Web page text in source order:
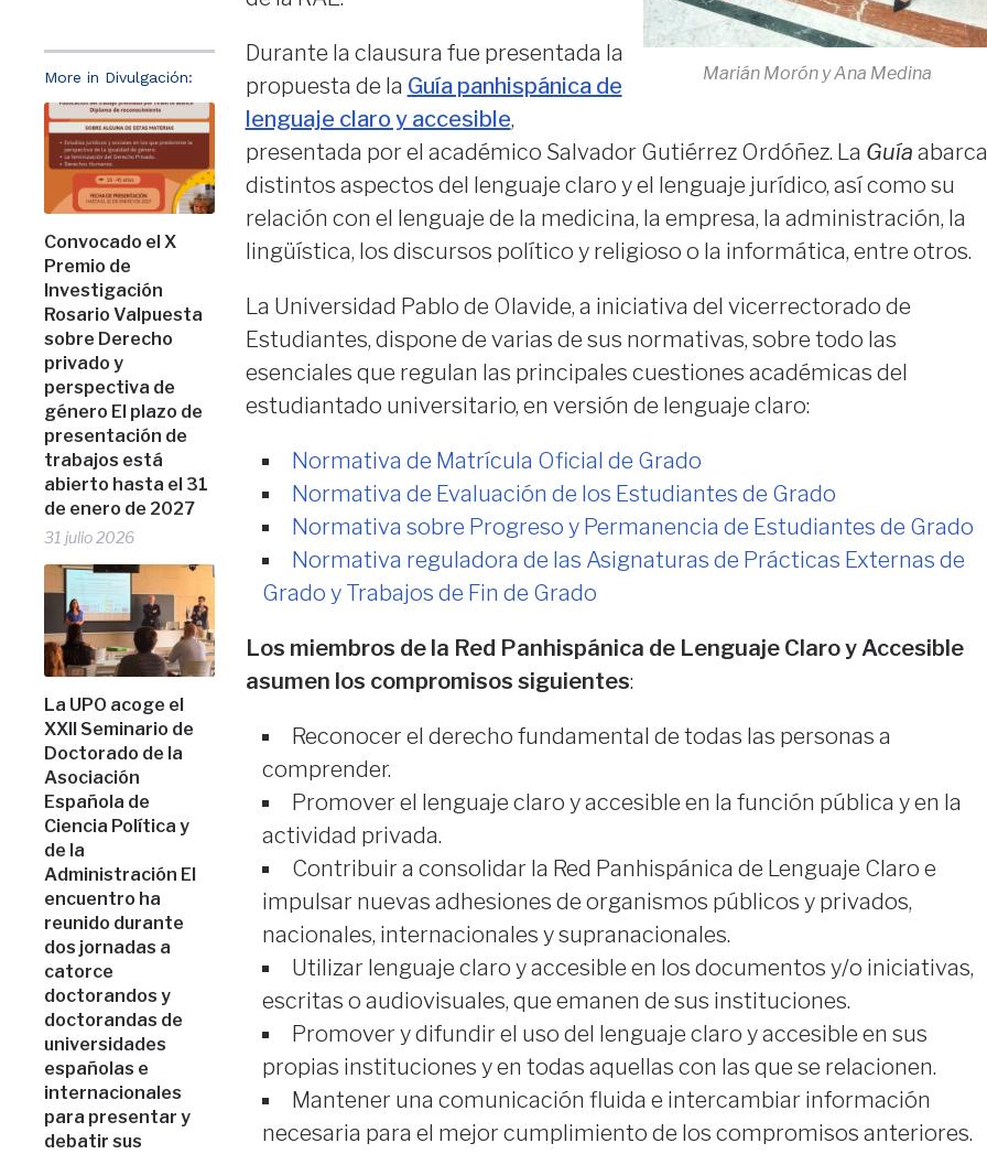
More in Divulgación:
Convocado el X
Premio de
Investigación
Rosario Valpuesta
sobre Derecho
privado y
perspectiva de
género El plazo de
presentación de
trabajos está
abierto hasta el 31
de enero de 2027
31 julio 2026
La UPO acoge el
XXII Seminario de
Doctorado de la
Asociación
Española de
Ciencia Política y
de la
Administración El
encuentro ha
reunido durante
dos jornadas a
catorce
doctorandos y
doctorandas de
universidades
españolas e
internacionales
para presentar y
debatir sus
Marián Morón y Ana Medina
Durante la clausura fue presentada la
propuesta de la Guía panhispánica de
lenguaje claro y accesible,
presentada por el académico Salvador Gutiérrez Ordóñez. La Guía abarca
distintos aspectos del lenguaje claro y el lenguaje jurídico, así como su
relación con el lenguaje de la medicina, la empresa, la administración, la
lingüística, los discursos político y religioso o la informática, entre otros.
La Universidad Pablo de Olavide, a iniciativa del vicerrectorado de
Estudiantes, dispone de varias de sus normativas, sobre todo las
esenciales que regulan las principales cuestiones académicas del
estudiantado universitario, en versión de lenguaje claro:
Normativa de Matrícula Oficial de Grado
Normativa de Evaluación de los Estudiantes de Grado
Normativa sobre Progreso y Permanencia de Estudiantes de Grado
Normativa reguladora de las Asignaturas de Prácticas Externas de
Grado y Trabajos de Fin de Grado
Los miembros de la Red Panhispánica de Lenguaje Claro y Accesible
asumen los compromisos siguientes:
Reconocer el derecho fundamental de todas las personas a
comprender.
Promover el lenguaje claro y accesible en la función pública y en la
actividad privada.
Contribuir a consolidar la Red Panhispánica de Lenguaje Claro e
impulsar nuevas adhesiones de organismos públicos y privados,
nacionales, internacionales y supranacionales.
Utilizar lenguaje claro y accesible en los documentos y/o iniciativas,
escritas o audiovisuales, que emanen de sus instituciones.
Promover y difundir el uso del lenguaje claro y accesible en sus
propias instituciones y en todas aquellas con las que se relacionen.
Mantener una comunicación fluida e intercambiar información
necesaria para el mejor cumplimiento de los compromisos anteriores.